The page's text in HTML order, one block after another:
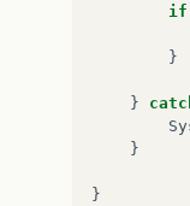
if
}
}
}
}